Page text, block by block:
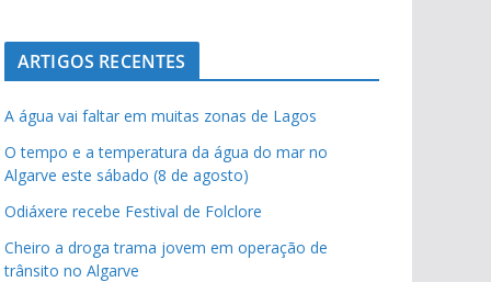
ARTIGOS RECENTES
A água vai faltar em muitas zonas de Lagos
O tempo e a temperatura da água do mar no
Algarve este sábado (8 de agosto)
Odiáxere recebe Festival de Folclore
Cheiro a droga trama jovem em operação de
trânsito no Algarve